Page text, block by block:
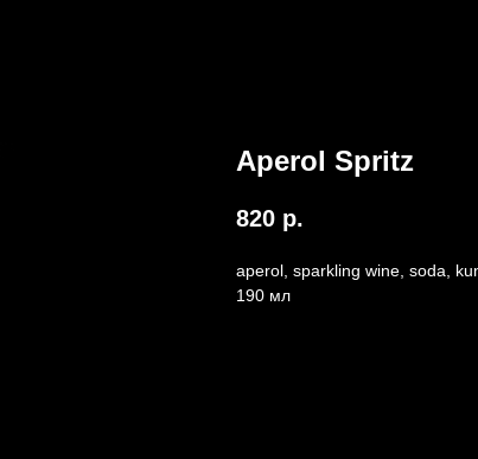
Aperol Spritz
820 р.
aperol, sparkling wine, soda,
190 мл